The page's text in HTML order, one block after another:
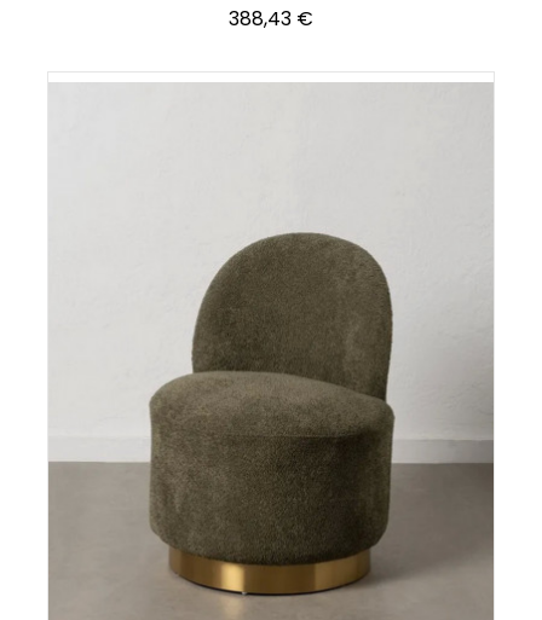
Precio
388,43 €